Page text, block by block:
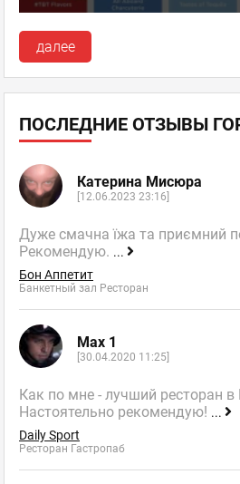
далее
ПОСЛЕДНИЕ ОТЗЫВЫ
Катерина Мисюра
[12.06.2023 23:16]
Дуже смачна їжа та приємний
Рекомендую. ...
Бон Аппетит
Банкетный зал Ресторан
Max 1
[30.04.2020 11:25]
Как по мне - лучший ресторан в
Настоятельно рекомендую! ...
Daily Sport
Ресторан Гастропаб